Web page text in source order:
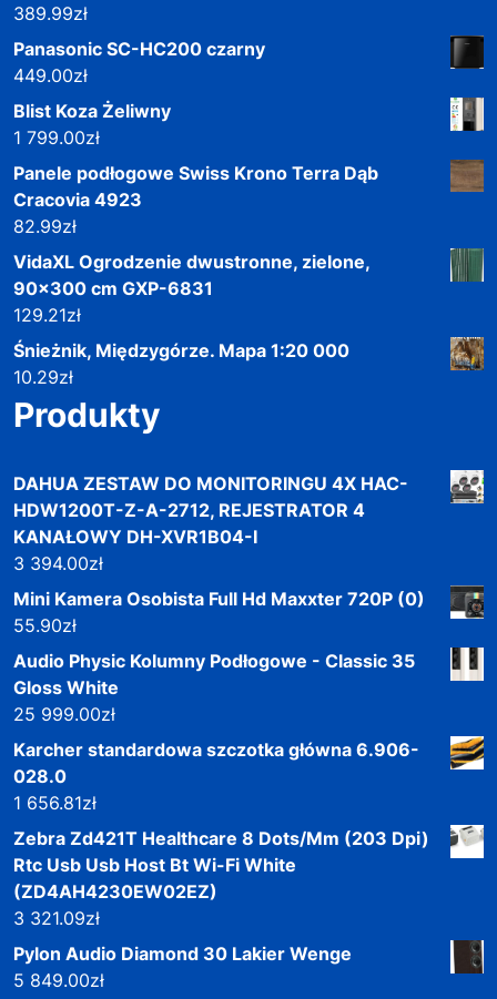
389.99zł
Panasonic SC-HC200 czarny
449.00zł
Blist Koza Żeliwny
1 799.00zł
Panele podłogowe Swiss Krono Terra Dąb
Cracovia 4923
82.99zł
VidaXL Ogrodzenie dwustronne, zielone,
90x300 cm GXP-6831
129.21zł
Śnieżnik, Międzygórze. Mapa 1:20 000
10.29zł
Produkty
DAHUA ZESTAW DO MONITORINGU 4X HAC-
HDW1200T-Z-A-2712, REJESTRATOR 4
KANAŁOWY DH-XVR1B04-I
3 394.00zł
Mini Kamera Osobista Full Hd Maxxter 720P (0)
55.90zł
Audio Physic Kolumny Podłogowe - Classic 35
Gloss White
25 999.00zł
Karcher standardowa szczotka główna 6.906-
028.0
1 656.81zł
Zebra Zd421T Healthcare 8 Dots/Mm (203 Dpi)
Rtc Usb Usb Host Bt Wi-Fi White
(ZD4AH4230EW02EZ)
3 321.09zł
Pylon Audio Diamond 30 Lakier Wenge
5 849.00zł